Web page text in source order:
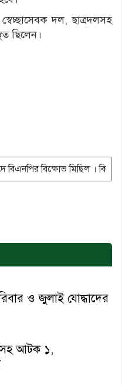
দল, ছাত্রদলসহ
ছিলেন।
ও জুলাই যোদ্ধাদের
আটক ১,